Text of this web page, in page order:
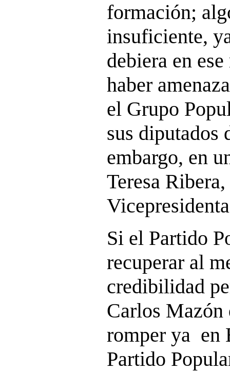
formación;
insuficiente,
debiera en
haber
el Grupo
sus diputados
embargo, en
Teresa
Si el Partido
recuperar al
credibilidad
Carlos Mazón
romper ya en
Partido